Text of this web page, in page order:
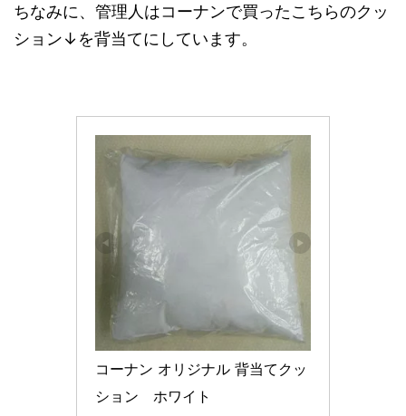
ちなみに、管理人はコーナンで買ったこちらのクッ
ション↓を背当てにしています。
コーナン オリジナル 背当てクッ
ション　ホワイト